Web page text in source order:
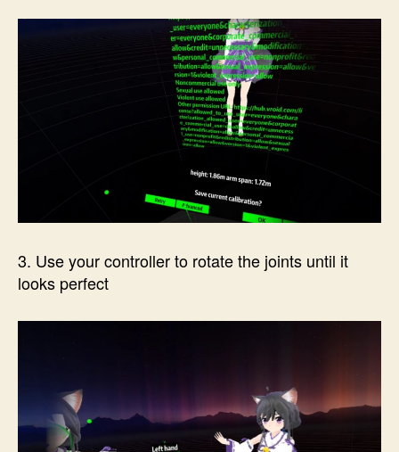
3. Use your controller to rotate the joints until it
looks perfect